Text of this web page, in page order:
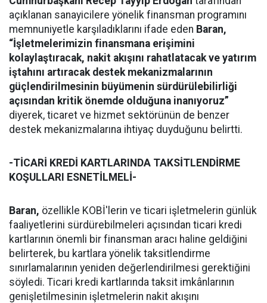
açıklanan sanayicilere yönelik finansman programını
memnuniyetle karşıladıklarını ifade eden Baran,
“İşletmelerimizin finansmana erişimini
kolaylaştıracak, nakit akışını rahatlatacak ve yatırım
iştahını artıracak destek mekanizmalarının
güçlendirilmesinin büyümenin sürdürülebilirliği
açısından kritik önemde olduğuna inanıyoruz”
diyerek, ticaret ve hizmet sektörünün de benzer
destek mekanizmalarına ihtiyaç duyduğunu belirtti.
-TİCARİ KREDİ KARTLARINDA TAKSİTLENDİRME
KOŞULLARI ESNETİLMELİ-
Baran, özellikle KOBİ'lerin ve ticari işletmelerin günlük
faaliyetlerini sürdürebilmeleri açısından ticari kredi
kartlarının önemli bir finansman aracı haline geldiğini
belirterek, bu kartlara yönelik taksitlendirme
sınırlamalarının yeniden değerlendirilmesi gerektiğini
söyledi. Ticari kredi kartlarında taksit imkânlarının
genişletilmesinin işletmelerin nakit akışını